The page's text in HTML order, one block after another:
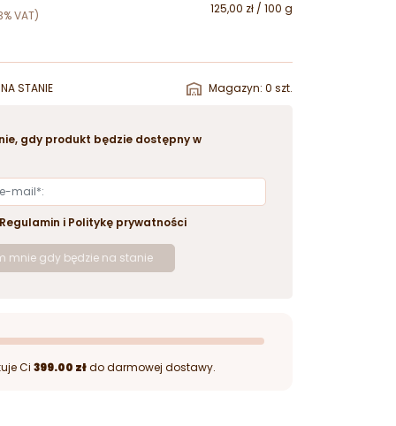
VAT) 125,00 zł / 100 g
STANIE Magazyn: 0 szt.
gdy produkt będzie dostępny w
Regulamin i Politykę prywatności
mnie gdy będzie na stanie
Ci 399.00 złdo darmowej dostawy.